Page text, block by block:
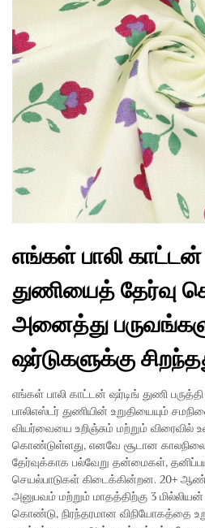
எங்கள் பாலி காட்டன்
துணியைத் தேர்வு
அனைத்து
ஷர்டுகளுக்கு
எங்கள் பாலி காட்டன் ஷர்டிங் துணி
பாலிஎஸ்டர் துணியின் உறுதியையும்
வியர்வையை உறிஞ்சும் மற்றும் விரைவில்
கொண்டுள்ளது, எனவே சூடான
தேர்வுக்காக பல்வேறு தன்மைகள்,
செயல்பாடுகள் கிடைக்கின்றன. 20+
அனுபவம் மற்றும் மாதத்திற்கு 3 மில்லியன்
கொண்டு, நிரந்தரமான விநியோகத்தை